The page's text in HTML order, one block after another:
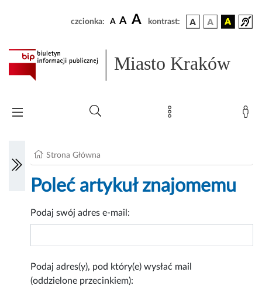
czcionka: A A A kontrast:
Miasto Kraków
Strona Główna
Poleć artykuł znajomemu
Podaj swój adres e-mail:
Podaj adres(y), pod który(e) wysłać mail
(oddzielone przecinkiem):